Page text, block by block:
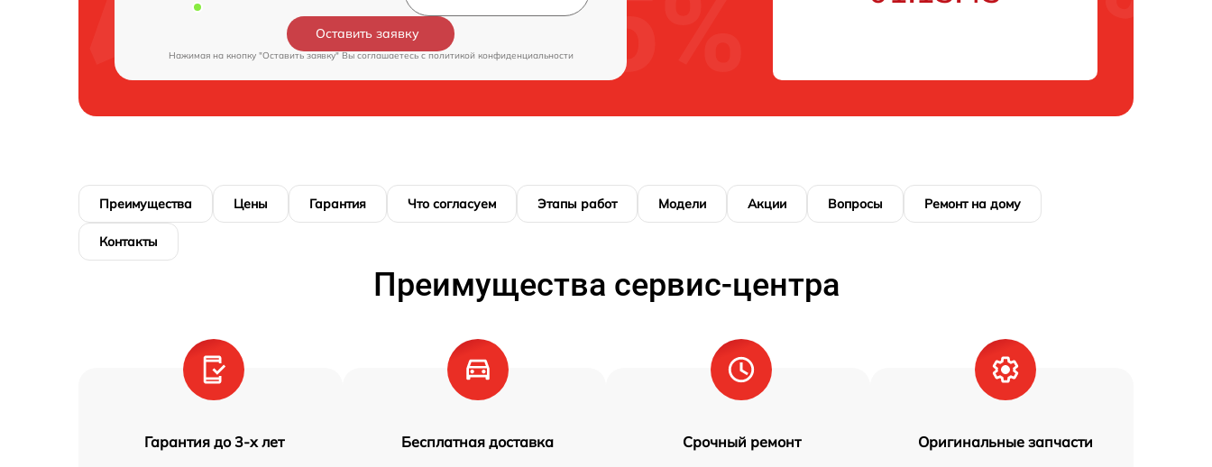
Оставить заявку
Нажимая на кнопку "Оставить заявку" Вы соглашаетесь c политикой конфиденциальности
Преимущества Цены Гарантия Что согласуем Этапы работ Модели Акции Вопросы Ремонт на дому
Контакты
Преимущества сервис-центра
Гарантия до 3-х лет Бесплатная доставка Срочный ремонт Оригинальные запчасти